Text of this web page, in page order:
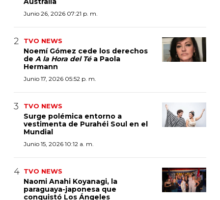
Junio 26, 2026 07:21 p. m.
TVO NEWS
Noemí Gómez cede los derechos
de A la Hora del Té a Paola
Hermann
Junio 17, 2026 05:52 p. m.
TVO NEWS
Surge polémica entorno a
vestimenta de Purahéi Soul en el
Mundial
Junio 15, 2026 10:12 a. m.
TVO NEWS
Naomi Anahi Koyanagi, la
paraguaya-japonesa que
conquistó Los Ángeles